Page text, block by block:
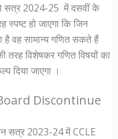
सत्र 2024-25 में दसवीं के
स्पष्ट हो जाएगा कि जिन
है वह सामान्य गणित सकते हैं
की तरह विशेषकर गणित विषयों का
दिया जाएगा ।
Discontinue
सत्र 2023-24 में CCLE